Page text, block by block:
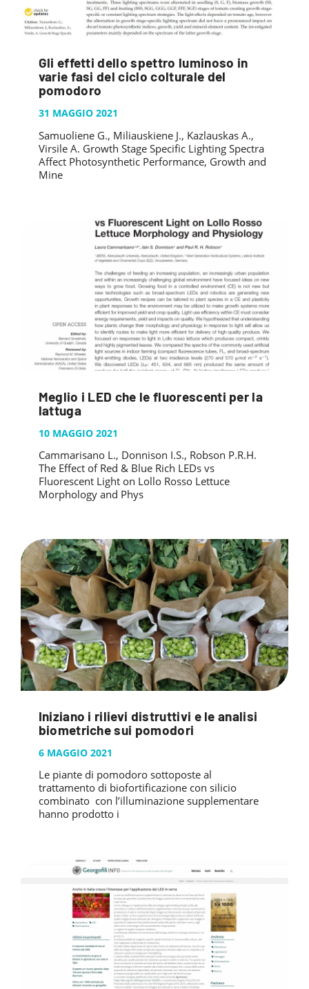
Gli effetti dello spettro luminoso in
varie fasi del ciclo colturale del
pomodoro
31 MAGGIO 2021
Samuoliene G., Miliauskiene J., Kazlauskas A.,
Virsile A. Growth Stage Specific Lighting Spectra
Affect Photosynthetic Performance, Growth and
Mine
Meglio i LED che le fluorescenti per la
lattuga
10 MAGGIO 2021
Cammarisano L., Donnison I.S., Robson P.R.H.
The Effect of Red & Blue Rich LEDs vs
Fluorescent Light on Lollo Rosso Lettuce
Morphology and Phys
Iniziano i rilievi distruttivi e le analisi
biometriche sui pomodori
6 MAGGIO 2021
Le piante di pomodoro sottoposte al
trattamento di biofortificazione con silicio
combinato con l’illuminazione supplementare
hanno prodotto i